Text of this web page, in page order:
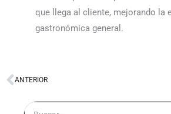
que llega al cliente, mejorando la
gastronómica general.
Ant
ANTERIOR
Buscar